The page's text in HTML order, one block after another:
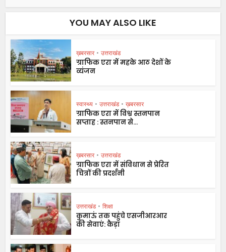
YOU MAY ALSO LIKE
ख़बरसार • उत्तराखंड
ग्राफिक एरा में महके आठ देशों के
व्यंजन
स्वास्थ्य • उत्तराखंड • ख़बरसार
ग्राफिक एरा में विश्व स्तनपान
सप्ताह : स्तनपान से...
ख़बरसार • उत्तराखंड
ग्राफिक एरा में संविधान से प्रेरित
चित्रों की प्रदर्शनी
उत्तराखंड • शिक्षा
कुमाऊं तक पहुंचे एसजीआरआर
की सेवाएं: कैड़ा